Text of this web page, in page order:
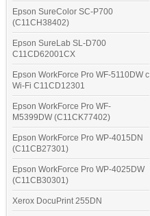
Epson SureColor SC-P700
(C11CH38402)
Epson SureLab SL-D700
C11CD62001CX
Epson WorkForce Pro WF-5110DW с
Wi-Fi C11CD12301
Epson WorkForce Pro WF-
M5399DW (C11CK77402)
Epson WorkForce Pro WP-4015DN
(C11CB27301)
Epson WorkForce Pro WP-4025DW
(C11CB30301)
Xerox DocuPrint 255DN